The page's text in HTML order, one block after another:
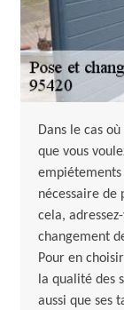
Dans le cas
que vous
empiétements
nécessaire de
cela,
changement
Pour en
la qualité des
aussi que ses